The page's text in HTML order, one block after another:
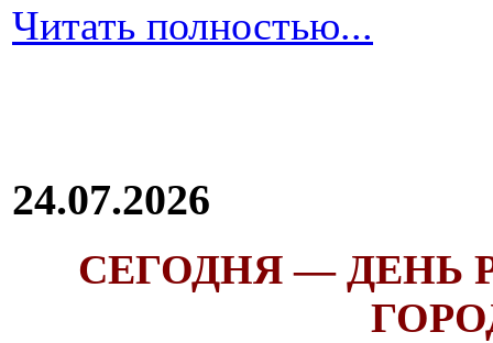
Читать полностью...
24.07.2026
СЕГОДНЯ — ДЕНЬ